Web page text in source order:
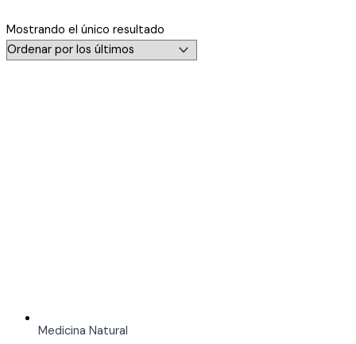
Mostrando el único resultado
Medicina Natural